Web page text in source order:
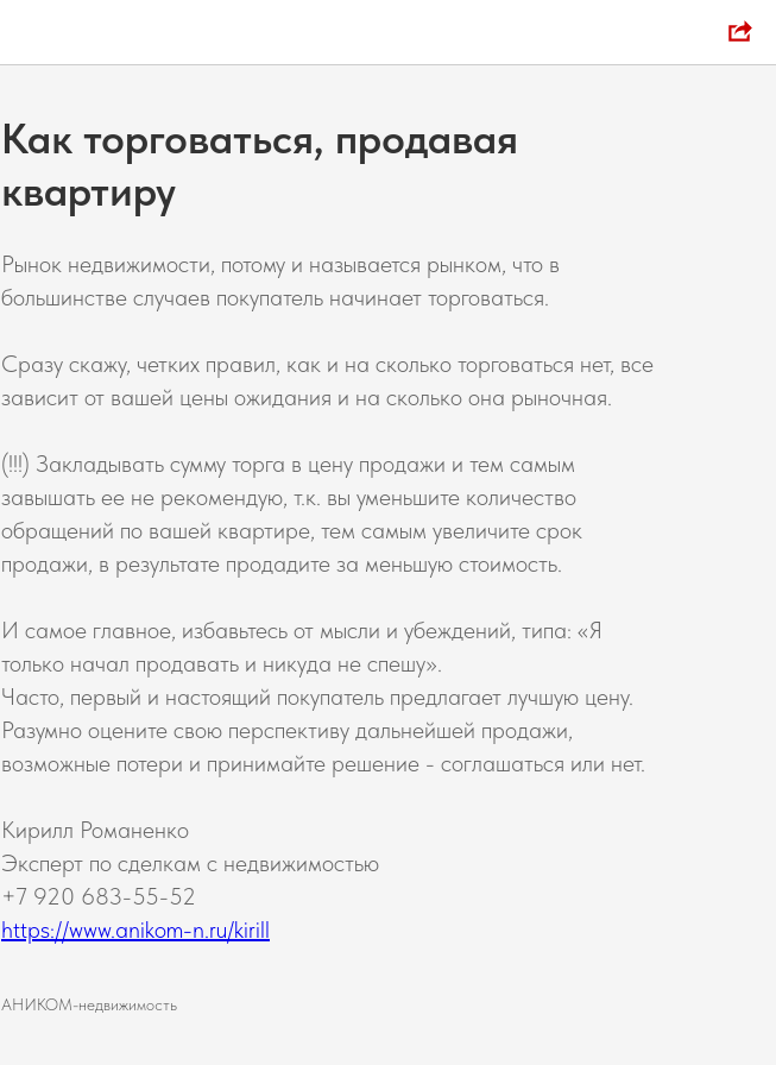
Как торговаться, продавая
квартиру
Рынок недвижимости, потому и называется рынком, что в
большинстве случаев покупатель начинает торговаться.
Сразу скажу, четких правил, как и на сколько торговаться нет, все
зависит от вашей цены ожидания и на сколько она рыночная.
(!!!) Закладывать сумму торга в цену продажи и тем самым
завышать ее не рекомендую, т.к. вы уменьшите количество
обращений по вашей квартире, тем самым увеличите срок
продажи, в результате продадите за меньшую стоимость.
И самое главное, избавьтесь от мысли и убеждений, типа: «Я
только начал продавать и никуда не спешу».
Часто, первый и настоящий покупатель предлагает лучшую цену.
Разумно оцените свою перспективу дальнейшей продажи,
возможные потери и принимайте решение - соглашаться или нет.
Кирилл Романенко
Эксперт по сделкам с недвижимостью
+7 920 683-55-52
https://www.anikom-n.ru/kirill
АНИКОМ-недвижимость